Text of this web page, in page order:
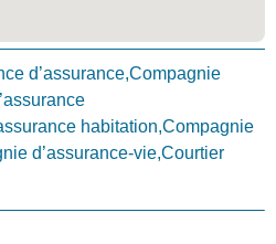
d’assurance,Compagnie
habitation,Compagnie
d’assurance-vie,Courtier